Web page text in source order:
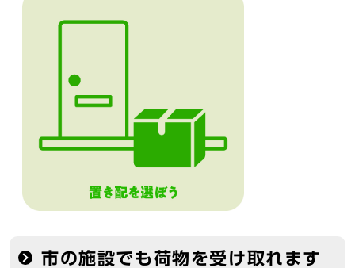
市の施設でも荷物を受け取れます